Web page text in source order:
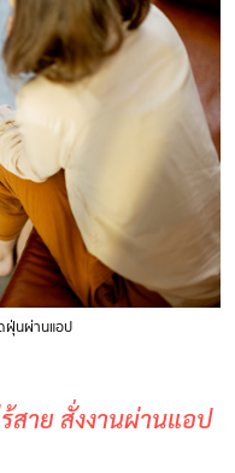
ฝุ่นผ่านแอป
สาย สั่งงานผ่านแอป